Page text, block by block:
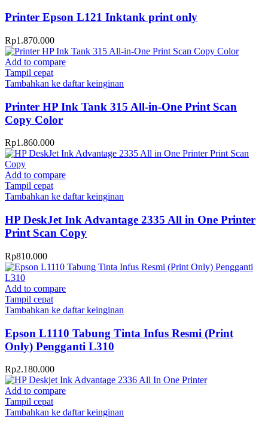
Printer Epson L121 Inktank print only
Rp1.870.000
Add to compare
Tampil cepat
Tambahkan ke daftar keinginan
Printer HP Ink Tank 315 All-in-One Print Scan
Copy Color
Rp1.860.000
Add to compare
Tampil cepat
Tambahkan ke daftar keinginan
HP DeskJet Ink Advantage 2335 All in One Printer
Print Scan Copy
Rp810.000
Add to compare
Tampil cepat
Tambahkan ke daftar keinginan
Epson L1110 Tabung Tinta Infus Resmi (Print
Only) Pengganti L310
Rp2.180.000
Add to compare
Tampil cepat
Tambahkan ke daftar keinginan